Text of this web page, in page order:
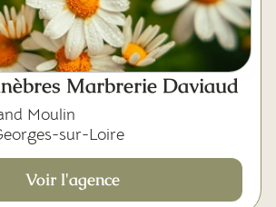
Marbrerie Daviaud
Moulin
sur-Loire
Voir l'agence